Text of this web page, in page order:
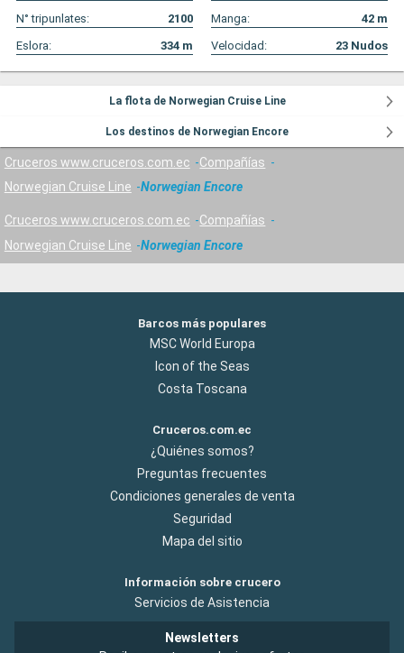
N° tripunlates:
2100 Manga: 42 m
Eslora:
334 m Velocidad: 23 Nudos
La flota de Norwegian Cruise Line
Los destinos de Norwegian Encore
Cruceros www.cruceros.com.ec
Compañías
Norwegian Cruise Line
Norwegian Encore
Cruceros www.cruceros.com.ec
Compañías
Norwegian Cruise Line
Norwegian Encore
Barcos más populares
MSC World Europa
Icon of the Seas
Costa Toscana
Cruceros.com.ec
¿Quiénes somos?
Preguntas frecuentes
Condiciones generales de venta
Seguridad
Mapa del sitio
Información sobre crucero
Servicios de Asistencia
Newsletters